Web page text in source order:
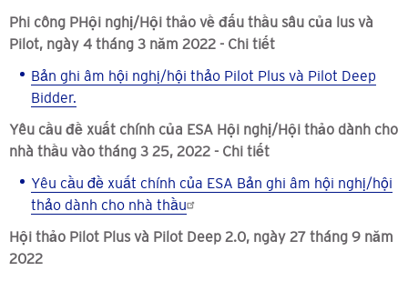
Phi công PHội nghị/Hội thảo về đấu thầu sâu của lus và
Pilot, ngày 4 tháng 3 năm 2022 - Chi tiết
Bản ghi âm hội nghị/hội thảo Pilot Plus và Pilot Deep
Bidder.
Yêu cầu đề xuất chính của ESA Hội nghị/Hội thảo dành cho
nhà thầu vào tháng 3 25, 2022 - Chi tiết
Yêu cầu đề xuất chính của ESA Bản ghi âm hội nghị/hội
thảo dành cho nhà thầu
Hội thảo Pilot Plus và Pilot Deep 2.0, ngày 27 tháng 9 năm
2022